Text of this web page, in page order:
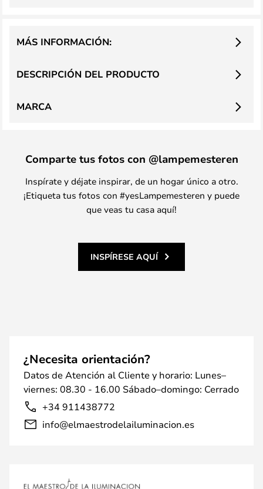
DESCRIPCIÓN DEL PRODUCTO
MÁS INFORMACIÓN:
MARCA
Comparte tus fotos con @lampemesteren
Inspírate y déjate inspirar, de un hogar único a otro.
¡Etiqueta tus fotos con #yesLampemesteren y puede
que veas tu casa aquí!
INSPÍRESE AQUÍ
¿Necesita orientación?
Datos de Atención al Cliente y horario: Lunes–
viernes: 08.30 - 16.00 Sábado–domingo: Cerrado
+34 911438772
info@elmaestrodelailuminacion.es